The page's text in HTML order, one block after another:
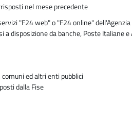
nel mese precedente
"F24 web" o "F24 online"
disposizione da banche, Poste
ed altri enti pubblici
dalla Fise